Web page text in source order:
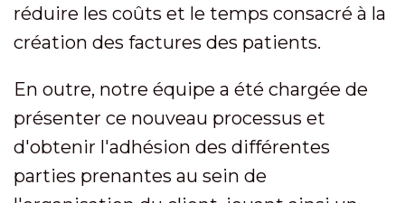
réduire les coûts et le temps consacré à la
création des factures des patients.
En outre, notre équipe a été chargée de
présenter ce nouveau processus et
d'obtenir l'adhésion des différentes
parties prenantes au sein de